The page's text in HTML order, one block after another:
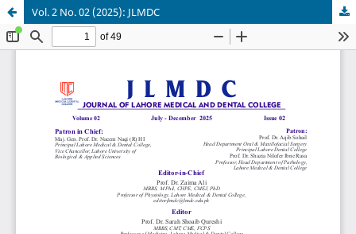
Vol. 2 No. 02 (2025): JLMDC